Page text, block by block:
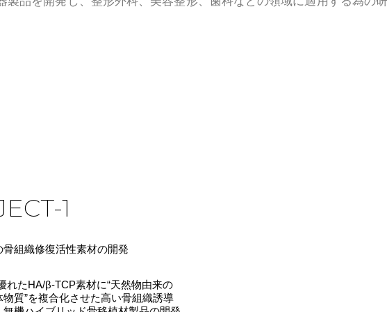
1
骨組織修復活性素材の開発
れたHA/β-TCP素材に“天然物由来の
質”を複合化させた高い骨組織誘導